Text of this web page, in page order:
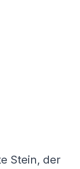
Stein, der